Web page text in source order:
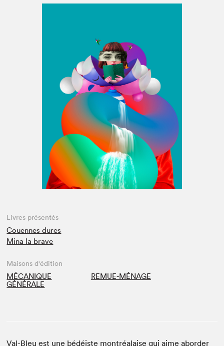
Espace médias
Livres présentés
Couennes dures
Mina la brave
Maisons d'édition
MÉCANIQUE
GÉNÉRALE
REMUE-MÉNAGE
Val-Bleu est une bédéiste montréalaise qui aime aborder